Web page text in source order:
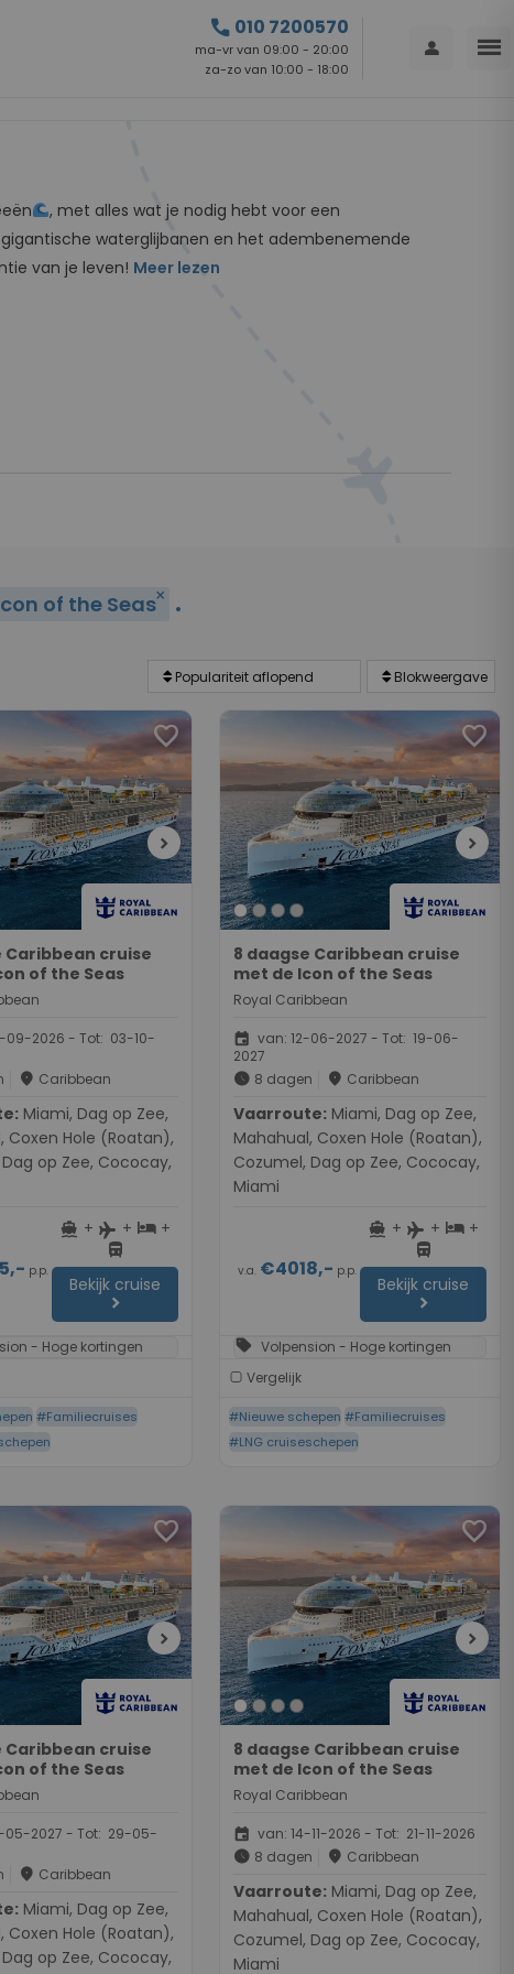
call 010 7200570
ma-vr van 09:00 - 20:00
za-zo van 10:00 - 18:00
person menu
, met alles wat je nodig hebt voor een
waterglijbanen en het adembenemende
van je leven! Meer lezen
of the Seasclose .
favorite
chevron_right
Caribbean cruise
of the Seas
09-2026 - Tot: 03-10-
place Caribbean
Coxen Hole (Roatan),
op Zee, Cococay,
p.p.
directions_boat + flight + hotel +
directions_bus
Bekijk cruise
chevron_right
- Hoge kortingen
#Familiecruises
favorite
chevron_right
8 daagse Caribbean cruise
met de Icon of the Seas
Royal Caribbean
event van: 12-06-2027 - Tot: 19-06-
2027
schedule 8 dagen place Caribbean
Vaarroute:
Mahahual, Coxen Hole (Roatan),
Cozumel, Dag op Zee, Cococay,
Miami
v.a.€4018,- p.p.
directions_boat + flight + hotel +
directions_bus
Bekijk cruise
chevron_right
sell Volpension - Hoge kortingen
Vergelijk
#Nieuwe schepen #Familiecruises
#LNG cruiseschepen
favorite
chevron_right
Caribbean cruise
of the Seas
05-2027 - Tot: 29-05-
place Caribbean
Coxen Hole (Roatan),
op Zee, Cococay,
favorite
chevron_right
8 daagse Caribbean cruise
met de Icon of the Seas
Royal Caribbean
event van: 14-11-2026 - Tot: 21-11-2026
schedule 8 dagen place Caribbean
Vaarroute:
Mahahual, Coxen Hole (Roatan),
Cozumel, Dag op Zee, Cococay,
Miami